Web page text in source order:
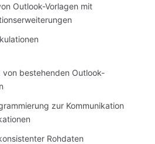
Outlook-Vorlagen mit
von bestehenden Outlook-
zur Kommunikation
Rohdaten